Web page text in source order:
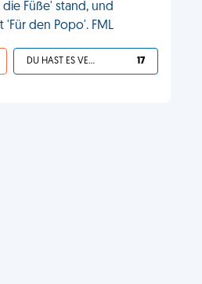
Füße' stand, und
den Popo'. FML
DU HAST ES VERDIENT 17